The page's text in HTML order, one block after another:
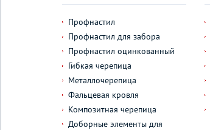
Профнастил
Профнастил для забора
Профнастил оцинкованный
Гибкая черепица
Металлочерепица
Фальцевая кровля
Композитная черепица
Доборные элементы для